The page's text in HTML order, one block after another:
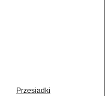
Przesiadki